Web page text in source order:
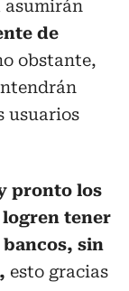
asumirán
de
obstante,
usuarios
pronto los
logren tener
bancos, sin
esto gracias